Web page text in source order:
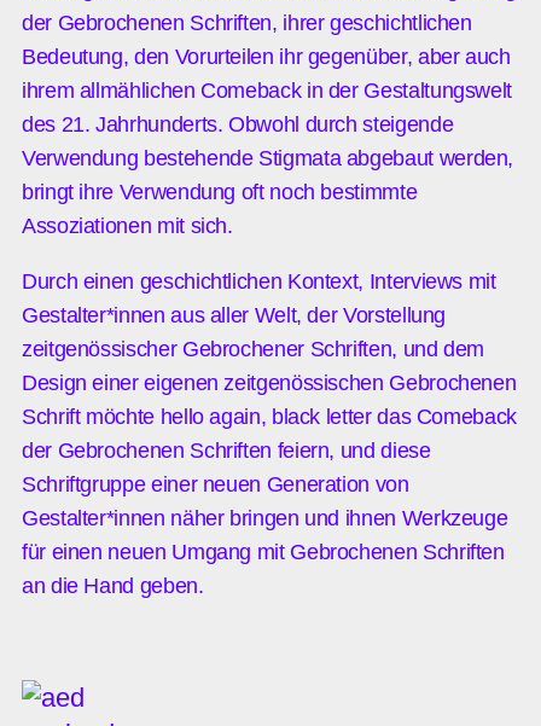
der Gebrochenen Schriften, ihrer geschichtlichen
Bedeutung, den Vorurteilen ihr gegenüber, aber auch
ihrem allmählichen Comeback in der Gestaltungswelt
des 21. Jahrhunderts. Obwohl durch steigende
Verwendung bestehende Stigmata abgebaut werden,
bringt ihre Verwendung oft noch bestimmte
Assoziationen mit sich.
Durch einen geschichtlichen Kontext, Interviews mit
Gestalter*innen aus aller Welt, der Vorstellung
zeitgenössischer Gebrochener Schriften, und dem
Design einer eigenen zeitgenössischen Gebrochenen
Schrift möchte hello again, black letter das Comeback
der Gebrochenen Schriften feiern, und diese
Schriftgruppe einer neuen Generation von
Gestalter*innen näher bringen und ihnen Werkzeuge
für einen neuen Umgang mit Gebrochenen Schriften
an die Hand geben.